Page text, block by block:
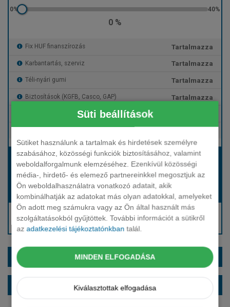
Süti beállítások
Sütiket használunk a tartalmak és hirdetések személyre
szabásához, közösségi funkciók biztosításához, valamint
weboldalforgalmunk elemzéséhez. Ezenkívül közösségi
média-, hirdető- és elemező partnereinkkel megosztjuk az
Ön weboldalhasználatra vonatkozó adatait, akik
kombinálhatják az adatokat más olyan adatokkal, amelyeket
Ön adott meg számukra vagy az Ön által használt más
szolgáltatásokból gyűjtöttek. További információt a sütikről
azadatkezelési tájékoztatónkban talál.
MINDEN ELFOGADÁSA
Kiválasztottak elfogadása
0 %
Fix HUF finanszírozás Tartalmazza
Karbantartás, szerviz Tartalmazza
Téli-nyári gumi Tartalmazza
Biztosítások (KGFB, Casco, GAP) Tartalmazza
Gépjármű- és cégautóadó
Bérleti díj:
Hívjon bennünket!
Induló bérleti díj: Hívjon bennünket!
Hívjon: +36 1 888 0088
Kérjen visszahívást!
EXTRÁK ÉS SZÍNEK
ALAPFELSZERELTSÉG